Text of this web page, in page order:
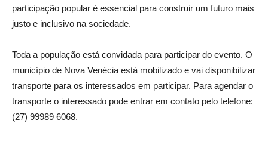
participação popular é essencial para construir um futuro mais
justo e inclusivo na sociedade.
Toda a população está convidada para participar do evento. O
município de Nova Venécia está mobilizado e vai disponibilizar
transporte para os interessados em participar. Para agendar o
transporte o interessado pode entrar em contato pelo telefone:
(27) 99989 6068.